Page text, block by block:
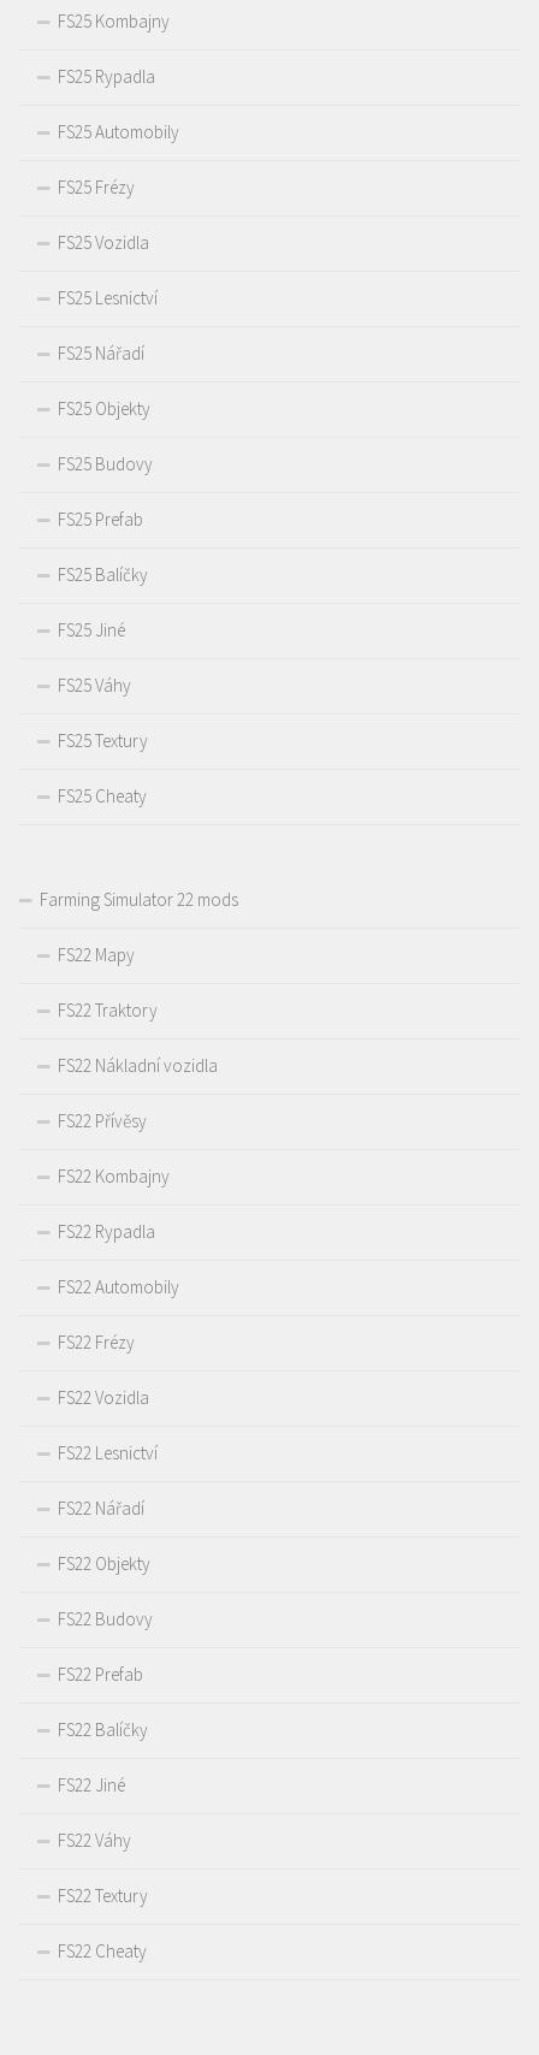
FS25 Kombajny
FS25 Rypadla
FS25 Automobily
FS25 Frézy
FS25 Vozidla
FS25 Lesnictví
FS25 Nářadí
FS25 Objekty
FS25 Budovy
FS25 Prefab
FS25 Balíčky
FS25 Jiné
FS25 Váhy
FS25 Textury
FS25 Cheaty
Farming Simulator 22 mods
FS22 Mapy
FS22 Traktory
FS22 Nákladní vozidla
FS22 Přívěsy
FS22 Kombajny
FS22 Rypadla
FS22 Automobily
FS22 Frézy
FS22 Vozidla
FS22 Lesnictví
FS22 Nářadí
FS22 Objekty
FS22 Budovy
FS22 Prefab
FS22 Balíčky
FS22 Jiné
FS22 Váhy
FS22 Textury
FS22 Cheaty